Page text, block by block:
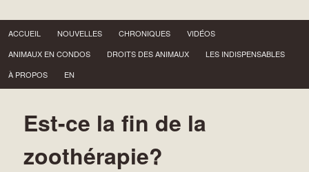
Menu principal
Aller au contenu principal
Aller au contenu secondaire
ACCUEIL NOUVELLES CHRONIQUES
VIDÉOS
ANIMAUX EN CONDOS
DROITS DES ANIMAUX
LES INDISPENSABLES
À PROPOS
EN
Est-ce la fin de la
zoothérapie?